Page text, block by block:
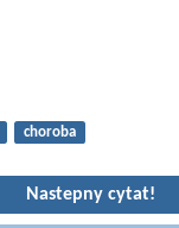
choroba
Nastepny cytat!